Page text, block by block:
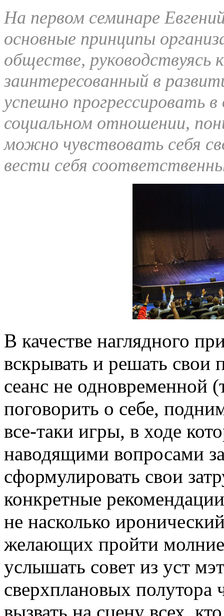
На первом семинаре
основные принципы
обществе, руководствуясь
заинтересованный в
успешно прогрессировать
социальном отношении,
можно чувствовать себя
вести себя
В качестве наглядного
вскрывать и решать свои
сеанс не одновременной
поговорить о себе,
все-таки игры, в ходе
наводящими вопросами
сформулировать свои
конкретные
не насколько
желающих пройти
услышать совет из уст
сверхплановых полутора
вызвать на сцену всех,